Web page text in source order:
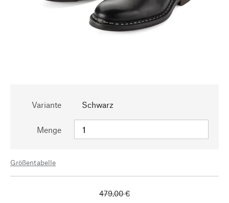
Variante Schwarz
Menge
Größentabelle
479,00 €